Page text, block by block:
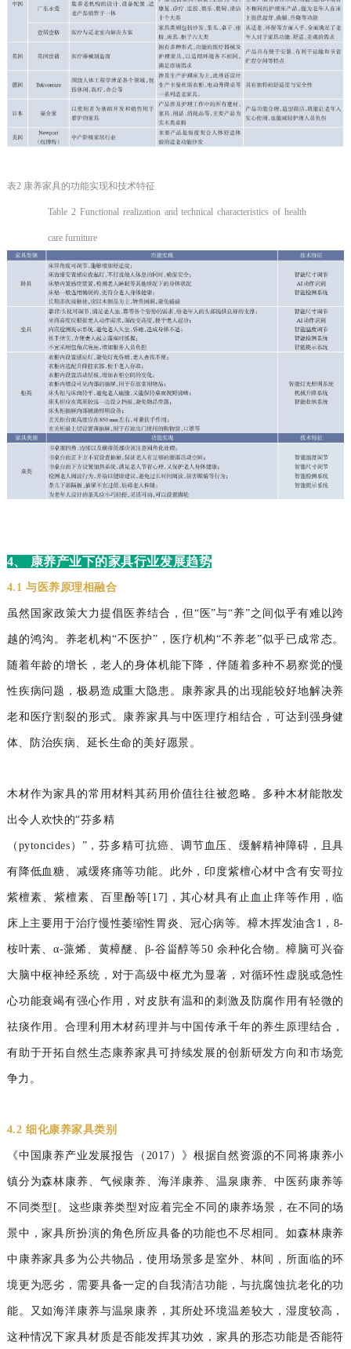
表2 康养家具的功能实现和技术特征
Table 2 Functional realization and technical characteristics of health
care furniture
4、 康养产业下的家具行业发展趋势
4.1 与医养原理相融合
虽然国家政策大力提倡医养结合，但“医”与“养”之间似乎有难以跨
越的鸿沟。养老机构“不医护”，医疗机构“不养老”似乎已成常态。
随着年龄的增长，老人的身体机能下降，伴随着多种不易察觉的慢
性疾病问题，极易造成重大隐患。康养家具的出现能较好地解决养
老和医疗割裂的形式。康养家具与中医理疗相结合，可达到强身健
体、防治疾病、延长生命的美好愿景。
木材作为家具的常用材料其药用价值往往被忽略。 多种木材能散发
出令人欢快的“芬多精
（pytoncides）”，芬多精可抗癌、调节血压、缓解精神障碍，且具
有降低血糖、减缓疼痛等功能。此外，印度紫檀心材中含有安哥拉
紫檀素、紫檀素、百里酚等[17]，其心材具有止血止痒等作用，临
床上主要用于治疗慢性萎缩性胃炎、冠心病等。樟木挥发油含1，8-
桉叶素、α-蒎烯、黄樟醚、β-谷甾醇等50 余种化合物。樟脑可兴奋
大脑中枢神经系统，对于高级中枢尤为显著，对循环性虚脱或急性
心功能衰竭有强心作用，对皮肤有温和的刺激及防腐作用有轻微的
祛痰作用。合理利用木材药理并与中国传承千年的养生原理结合，
有助于开拓自然生态康养家具可持续发展的创新研发方向和市场竞
争力。
4.2 细化康养家具类别
《中国康养产业发展报告（2017）》根据自然资源的不同将康养小
镇分为森林康养、气候康养、海洋康养、温泉康养、中医药康养等
不同类型[。这些康养类型对应着完全不同的康养场景，在不同的场
景中，家具所扮演的角色所应具备的功能也不尽相同。如森林康养
中康养家具多为公共物品，使用场景多是室外、林间，所面临的环
境更为恶劣，需要具备一定的自我清洁功能，与抗腐蚀抗老化的功
能。又如海洋康养与温泉康养，其所处环境温差较大，湿度较高，
这种情况下家具材质是否能发挥其功效，家具的形态功能是否能符